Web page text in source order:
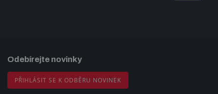
Odebírejte novinky
PŘIHLÁSIT SE K ODBĚRU NOVINEK